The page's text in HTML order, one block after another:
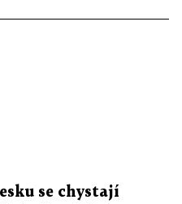
se chystají